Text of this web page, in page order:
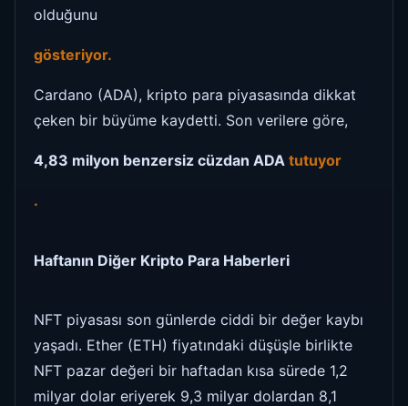
olduğunu
gösteriyor.
Cardano (ADA), kripto para piyasasında dikkat
çeken bir büyüme kaydetti. Son verilere göre,
4,83 milyon benzersiz cüzdan ADA tutuyor
.
Haftanın Diğer Kripto Para Haberleri
NFT piyasası son günlerde ciddi bir değer kaybı
yaşadı. Ether (ETH) fiyatındaki düşüşle birlikte
NFT pazar değeri bir haftadan kısa sürede 1,2
milyar dolar eriyerek 9,3 milyar dolardan 8,1